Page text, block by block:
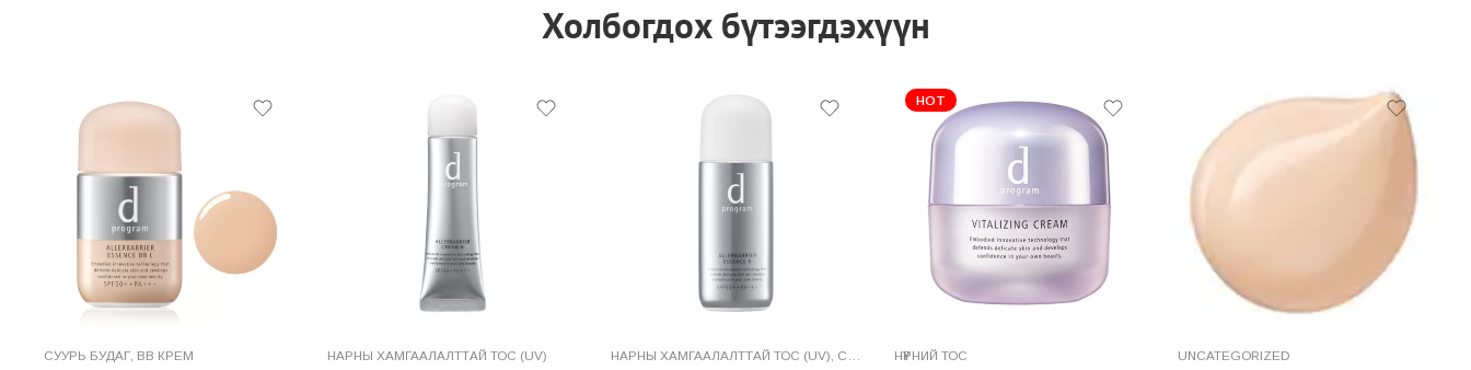
Холбогдох бүтээгдэхүүн
СУУРЬ БУДАГ BB КРЕМ
НАРНЫ ХАМГААЛАЛТТАЙ ТОС (UV)
НАРНЫ ХАМГААЛАЛТТАЙ ТОС (UV) СЕРУМ
ЭССЭНЦ
HOT
НҮҮРНИЙ ТОС
UNCATEGORIZED